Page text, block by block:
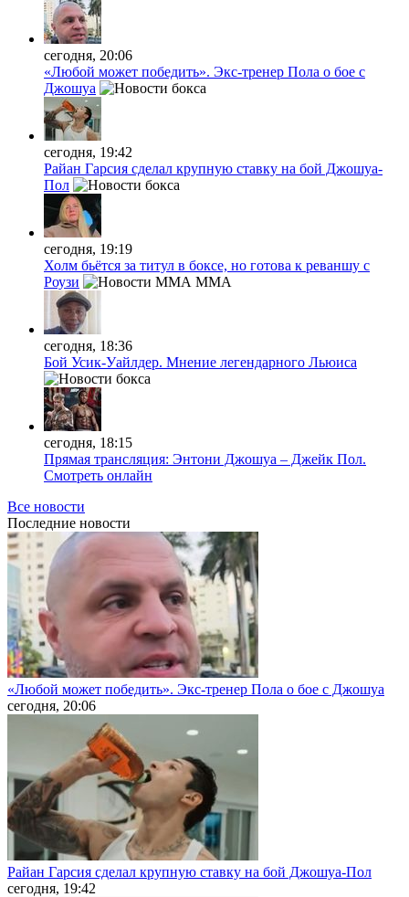
сегодня, 20:06
«Любой может победить». Экс-тренер Пола о бое с
Джошуа
сегодня, 19:42
Райан Гарсия сделал крупную ставку на бой Джошуа-
Пол
сегодня, 19:19
Холм бьётся за титул в боксе, но готова к реваншу с
Роузи
MMA
сегодня, 18:36
Бой Усик-Уайлдер. Мнение легендарного Льюиса
сегодня, 18:15
Прямая трансляция: Энтони Джошуа – Джейк Пол.
Смотреть онлайн
Все новости
Последние новости
«Любой может победить». Экс-тренер Пола о бое с Джошуа
сегодня, 20:06
Райан Гарсия сделал крупную ставку на бой Джошуа-Пол
сегодня, 19:42